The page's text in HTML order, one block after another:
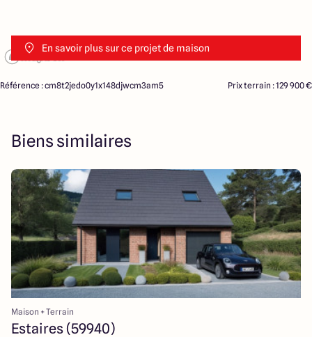
En savoir plus sur ce projet de maison
Référence : cm8t2jedo0y1x148djwcm3am5 Prix terrain : 129 900 €
Biens similaires
Maison + Terrain
Estaires (59940)